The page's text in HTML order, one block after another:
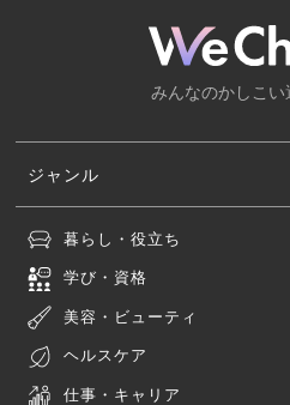
みんなのかしこい
ジャンル
暮らし・役立ち
学び・資格
美容・ビューティ
ヘルスケア
仕事・キャリア